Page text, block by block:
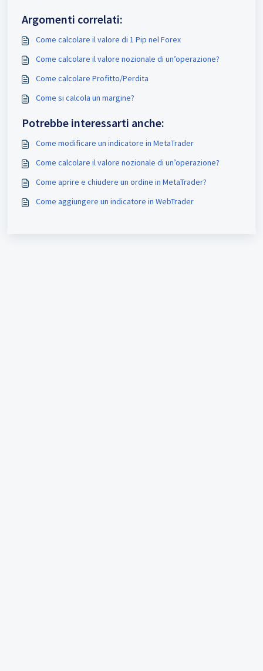
Argomenti correlati:
Come calcolare il valore di 1 Pip nel Forex
Come calcolare il valore nozionale di un’operazione?
Come calcolare Profitto/Perdita
Come si calcola un margine?
Potrebbe interessarti anche:
Come modificare un indicatore in MetaTrader
Come calcolare il valore nozionale di un’operazione?
Come aprire e chiudere un ordine in MetaTrader?
Come aggiungere un indicatore in WebTrader